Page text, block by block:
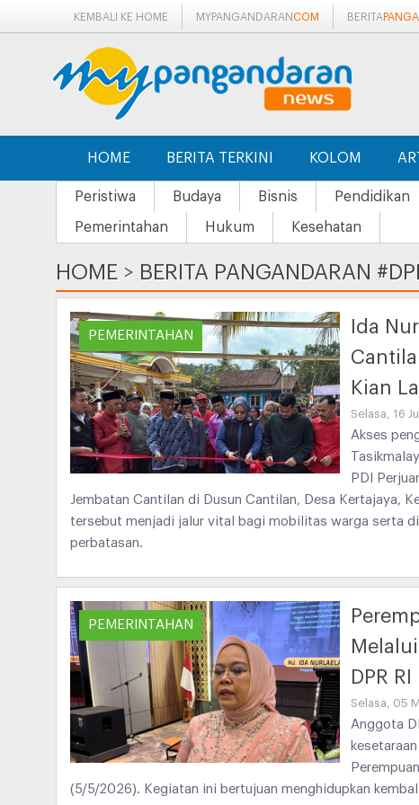
KEMBALI KE HOME MYPANGANDARANCOM BERITA
HOME BERITA TERKINI KOLOM
Peristiwa Budaya Bisnis Pendidikan
Pemerintahan Hukum Kesehatan
HOME > BERITA PANGANDARAN
PEMERINTAHAN
Ida
Kian
Selasa, 16
Akses
PDI
Jembatan Cantilan di Dusun Cantilan, Desa Kertajaya,
tersebut menjadi jalur vital bagi mobilitas warga serta
perbatasan.
PEMERINTAHAN
DPR
Selasa, 05
Anggota
(5/5/2026). Kegiatan ini bertujuan menghidupkan